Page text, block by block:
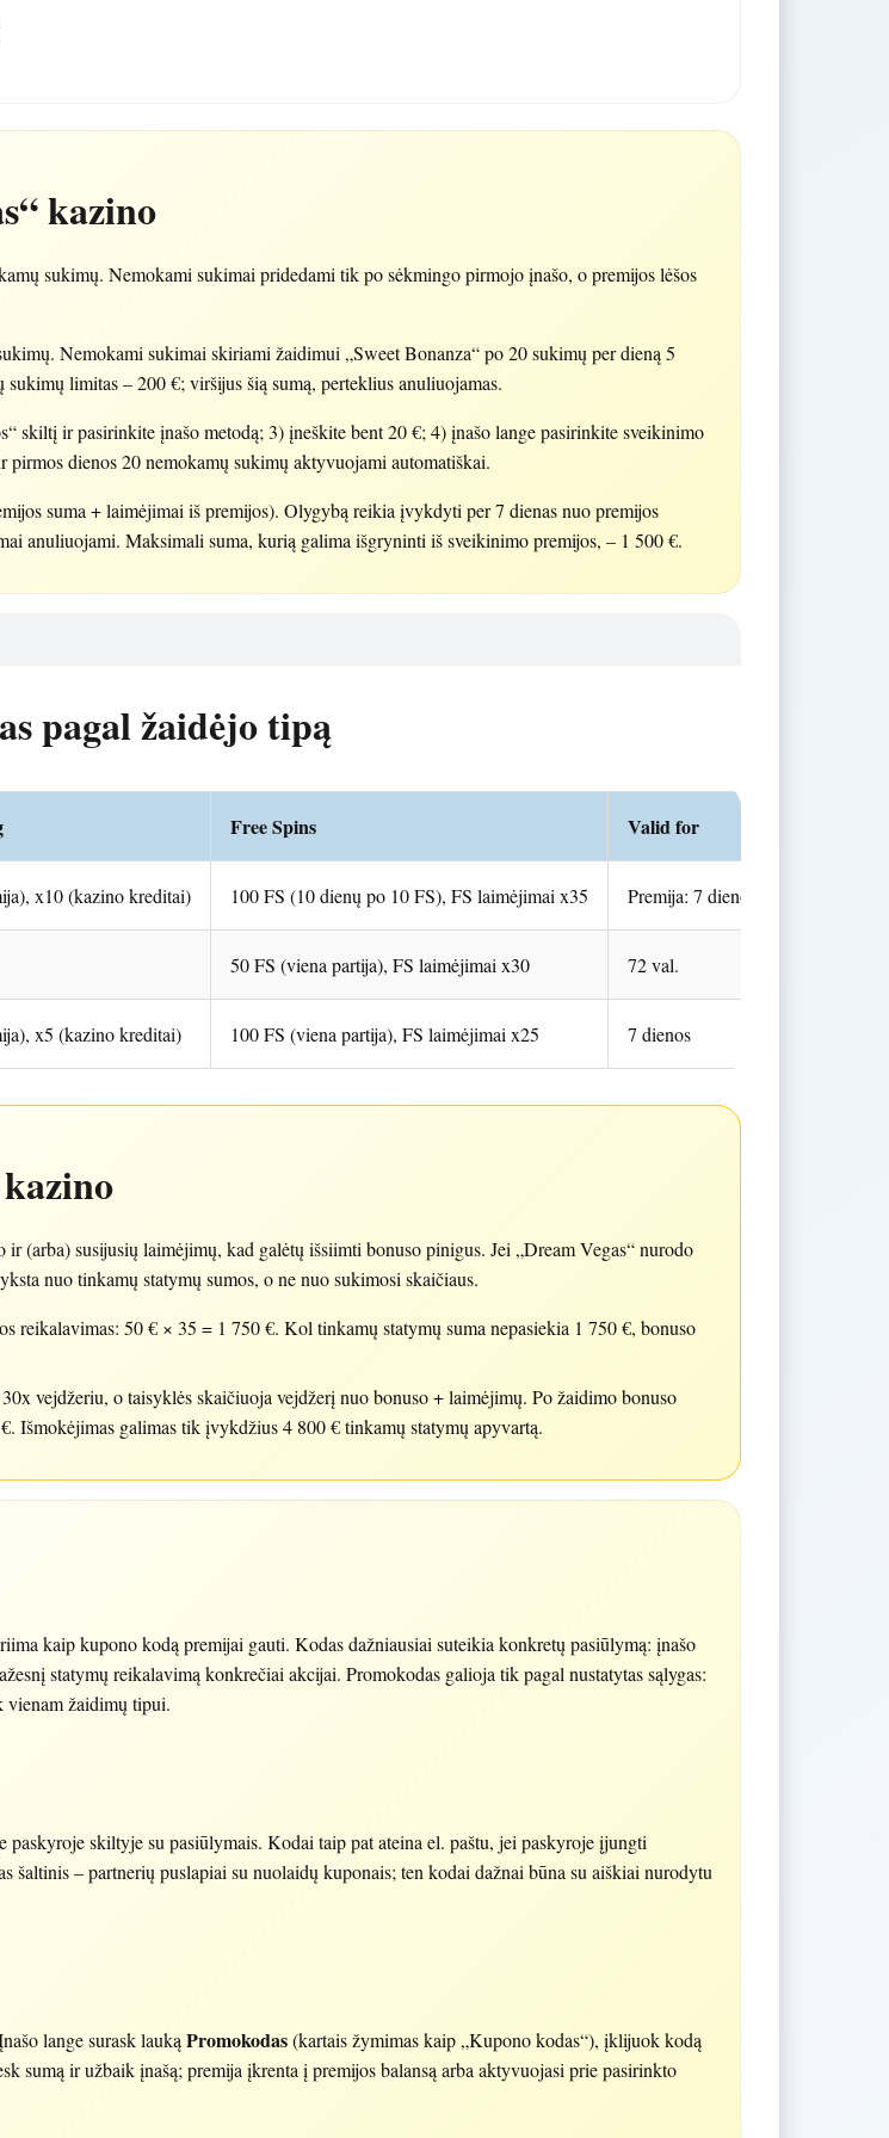
kazino
sukimų. Nemokami sukimai pridedami tik po sėkmingo pirmojo įnašo, o premijos lėšos
Nemokami sukimai skiriami žaidimui „Sweet Bonanza“ po 20 sukimų per dieną 5
limitas – 200 €; viršijus šią sumą, perteklius anuliuojamas.
skiltį ir pasirinkite įnašo metodą; 3) įneškite bent 20 €; 4) įnašo lange pasirinkite sveikinimo
dienos 20 nemokamų sukimų aktyvuojami automatiškai.
suma + laimėjimai iš premijos). Olygybą reikia įvykdyti per 7 dienas nuo premijos
anuliuojami. Maksimali suma, kurią galima išgryninti iš sveikinimo premijos, – 1 500 €.
pagal žaidėjo tipą
Free Spins Valid for
x10 (kazino kreditai) 100 FS (10 dienų po 10 FS), FS laimėjimai x35 Premija: 7 dienos; FS: 10 dienų
50 FS (viena partija), FS laimėjimai x30 72 val.
x5 (kazino kreditai) 100 FS (viena partija), FS laimėjimai x25 7 dienos
(arba) susijusių laimėjimų, kad galėtų išsiimti bonuso pinigus. Jei „Dream Vegas“ nurodo
nuo tinkamų statymų sumos, o ne nuo sukimosi skaičiaus.
reikalavimas: 50 € × 35 = 1 750 €. Kol tinkamų statymų suma nepasiekia 1 750 €, bonuso
vejdžeriu, o taisyklės skaičiuoja vejdžerį nuo bonuso + laimėjimų. Po žaidimo bonuso
Išmokėjimas galimas tik įvykdžius 4 800 € tinkamų statymų apyvartą.
kaip kupono kodą premijai gauti. Kodas dažniausiai suteikia konkretų pasiūlymą: įnašo
statymų reikalavimą konkrečiai akcijai. Promokodas galioja tik pagal nustatytas sąlygas:
vienam žaidimų tipui.
skiltyje su pasiūlymais. Kodai taip pat ateina el. paštu, jei paskyroje įjungti
– partnerių puslapiai su nuolaidų kuponais; ten kodai dažnai būna su aiškiai nurodytu
lange surask laukąPromokodas(kartais žymimas kaip „Kupono kodas“), įklijuok kodą
sumą ir užbaik įnašą; premija įkrenta į premijos balansą arba aktyvuojasi prie pasirinkto